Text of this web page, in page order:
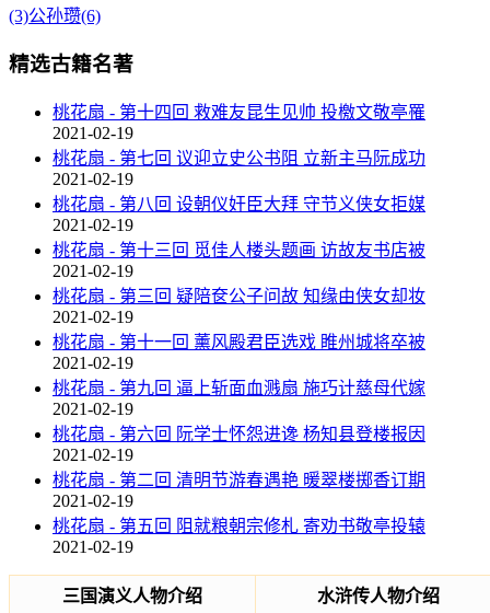
(3)公孙瓒(6)
精选古籍名著
桃花扇 - 第十四回 救难友昆生见帅 投檄文敬亭罹
2021-02-19
桃花扇 - 第七回 议迎立史公书阻 立新主马阮成功
2021-02-19
桃花扇 - 第八回 设朝仪奸臣大拜 守节义侠女拒媒
2021-02-19
桃花扇 - 第十三回 觅佳人楼头题画 访故友书店被
2021-02-19
桃花扇 - 第三回 疑陪奁公子问故 知缘由侠女却妆
2021-02-19
桃花扇 - 第十一回 薰风殿君臣选戏 睢州城将卒被
2021-02-19
桃花扇 - 第九回 逼上斩面血溅扇 施巧计慈母代嫁
2021-02-19
桃花扇 - 第六回 阮学士怀怨进谗 杨知县登楼报因
2021-02-19
桃花扇 - 第二回 清明节游春遇艳 暖翠楼掷香订期
2021-02-19
桃花扇 - 第五回 阻就粮朝宗修札 寄劝书敬亭投辕
2021-02-19
三国演义人物介绍 水浒传人物介绍